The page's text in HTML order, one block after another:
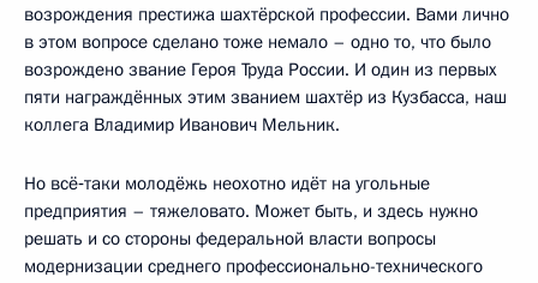
возрождения престижа шахтёрской профессии. Вами лично
в этом вопросе сделано тоже немало – одно то, что было
возрождено звание Героя Труда России. И один из первых
пяти награждённых этим званием шахтёр из Кузбасса, наш
коллега Владимир Иванович Мельник.
Но всё‑таки молодёжь неохотно идёт на угольные
предприятия – тяжеловато. Может быть, и здесь нужно
решать и со стороны федеральной власти вопросы
модернизации среднего профессионально-технического